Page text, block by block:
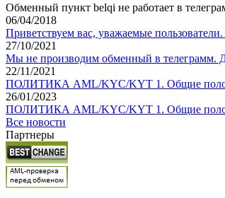
Обменный пункт belqi не работает в
06/04/2018
Приветствуем вас, уважаемые
27/10/2021
Мы не производим обменный в телеграмм.
22/11/2021
ПОЛИТИКА AML/KYC/KYT 1. Общие
26/01/2023
ПОЛИТИКА AML/KYC/KYT 1. Общие
Все новости
Партнеры